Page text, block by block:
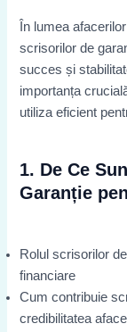
În lumea
scrisorilor de
succes și
importanța
utiliza eficient
1. De Ce
Garanție
Rolul scrisorilor
financiare
Cum contribuie
credibilitatea